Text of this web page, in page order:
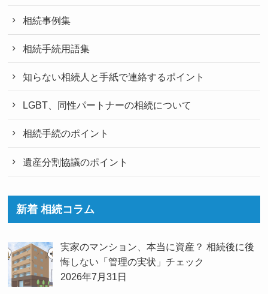
相続事例集
相続手続用語集
知らない相続人と手紙で連絡するポイント
LGBT、同性パートナーの相続について
相続手続のポイント
遺産分割協議のポイント
新着 相続コラム
実家のマンション、本当に資産？ 相続後に後
悔しない「管理の実状」チェック
2026年7月31日